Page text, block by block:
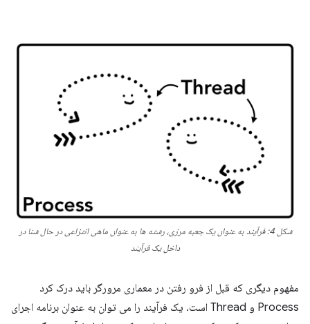
شکل 4: فرآیند به عنوان یک جعبه مرزی، رشته ها به عنوان ماهی انتزاعی در حال شنا در
داخل یک فرآیند
مفهوم دیگری که قبل از فرو رفتن در معماری مرورگر باید درک کرد
Process و Thread است. یک فرآیند را می توان به عنوان برنامه اجرای